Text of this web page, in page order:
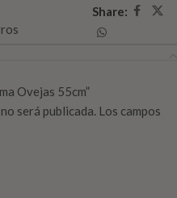
Share:
Ovejas 55cm”
será publicada. Los campos